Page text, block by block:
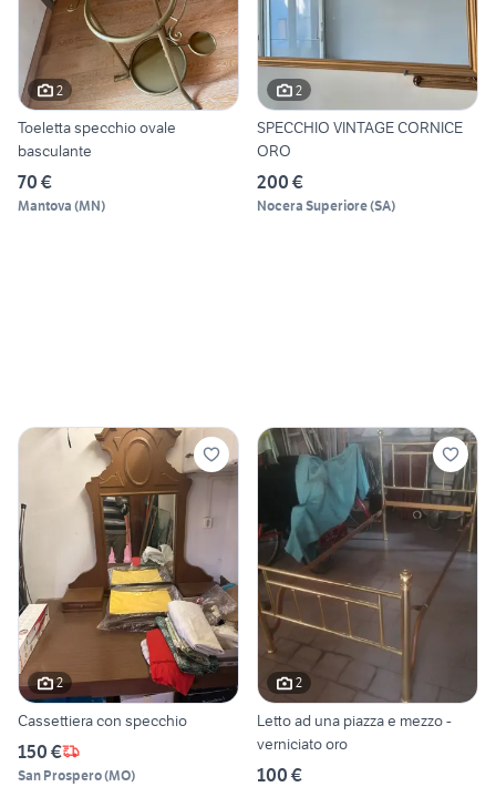
2
Toeletta specchio ovale
basculante
70 €
Mantova (MN)
2
SPECCHIO VINTAGE CORNICE
ORO
200 €
Nocera Superiore(SA)
2
Cassettiera con specchio
150 €
San Prospero(MO)
2
Letto ad una piazza e mezzo -
verniciato oro
100 €